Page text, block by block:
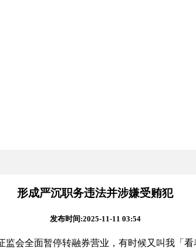
形成严沉职务违法并涉嫌受贿犯
发布时间:2025-11-11 03:54
全面暂停转融券营业，有时候又叫我「看